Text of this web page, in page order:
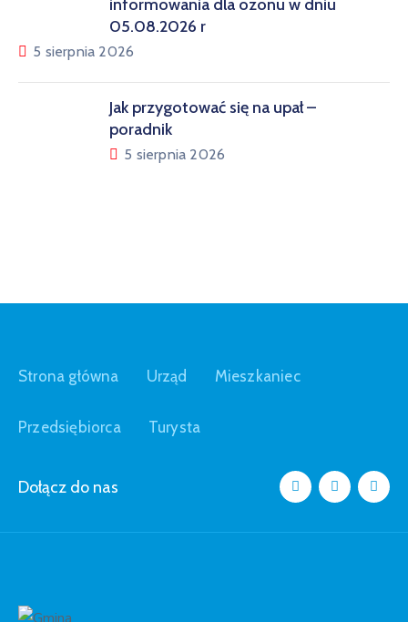
informowania dla ozonu w dniu
05.08.2026 r
5 sierpnia 2026
Jak przygotować się na upał –
poradnik
5 sierpnia 2026
Strona główna Urząd Mieszkaniec
Przedsiębiorca Turysta
Dołącz do nas